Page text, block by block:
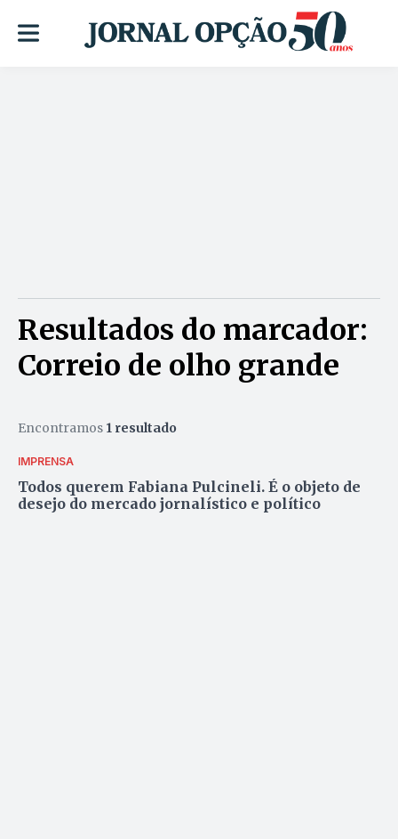
Resultados do marcador:
Correio de olho grande
Encontramos 1 resultado
IMPRENSA
Todos querem Fabiana Pulcineli. É o objeto de
desejo do mercado jornalístico e político